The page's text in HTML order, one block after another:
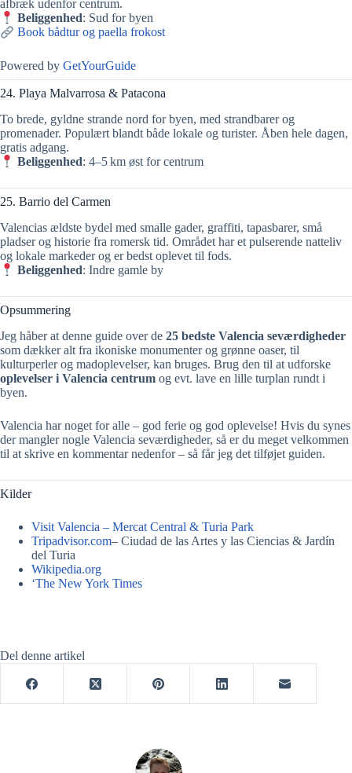
afbræk udenfor centrum.
Beliggenhed: Sud for byen
Book bådtur og paella frokost
Powered by GetYourGuide
24. Playa Malvarrosa & Patacona
To brede, gyldne strande nord for byen, med strandbarer og
promenader. Populært blandt både lokale og turister. Åben hele dagen,
gratis adgang.
Beliggenhed: 4–5 km øst for centrum
25. Barrio del Carmen
Valencias ældste bydel med smalle gader, graffiti, tapasbarer, små
pladser og historie fra romersk tid. Området har et pulserende natteliv
og lokale markeder og er bedst oplevet til fods.
Beliggenhed: Indre gamle by
Opsummering
Jeg håber at denne guide over de 25 bedste Valencia seværdigheder
som dækker alt fra ikoniske monumenter og grønne oaser, til
kulturperler og madoplevelser, kan bruges. Brug den til at udforske
oplevelser i Valencia centrum og evt. lave en lille turplan rundt i
byen.
Valencia har noget for alle – god ferie og god oplevelse! Hvis du synes
der mangler nogle Valencia seværdigheder, så er du meget velkommen
til at skrive en kommentar nedenfor – så får jeg det tilføjet guiden.
Kilder
Visit Valencia – Mercat Central & Turia Park
Tripadvisor.com– Ciudad de las Artes y las Ciencias & Jardín
del Turia
Wikipedia.org
‘The New York Times
Del denne artikel